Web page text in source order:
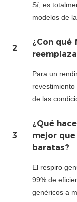
Sí, es
modelos de
2
¿Con qué
Para un
de las
3
¿Qué
mejor
baratas?
El respiro
99% de
genéricos a